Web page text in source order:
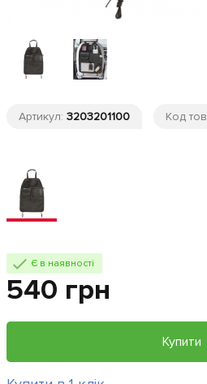
Артикул: 3203201100 Код
Є в наявності
540 грн
Купити